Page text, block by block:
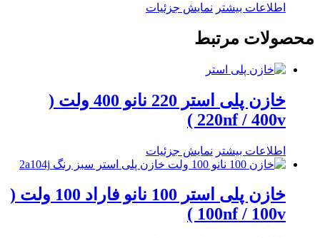
اطلاعات بیشتر نمایش جزئیات
محصولات مرتبط
خازن پلی استر 220 نانو 400 ولت (
220nf / 400v )
اطلاعات بیشتر نمایش جزئیات
خازن پلی استر 100 نانو فاراد 100 ولت (
100nf / 100v )